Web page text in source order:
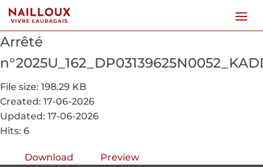
Arrêté
File size: 198.29 KB
Created: 17-06-2026
Updated: 17-06-2026
Hits: 6
Download Preview